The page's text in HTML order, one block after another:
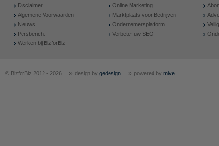
Disclaimer
Algemene Voorwaarden
Nieuws
Persbericht
Werken bij BizforBiz
Online Marketing
Marktplaats voor Bedrijven
Ondernemersplatform
Verbeter uw SEO
© BizforBiz 2012 - 2026 » design by gedesign » powered by mive